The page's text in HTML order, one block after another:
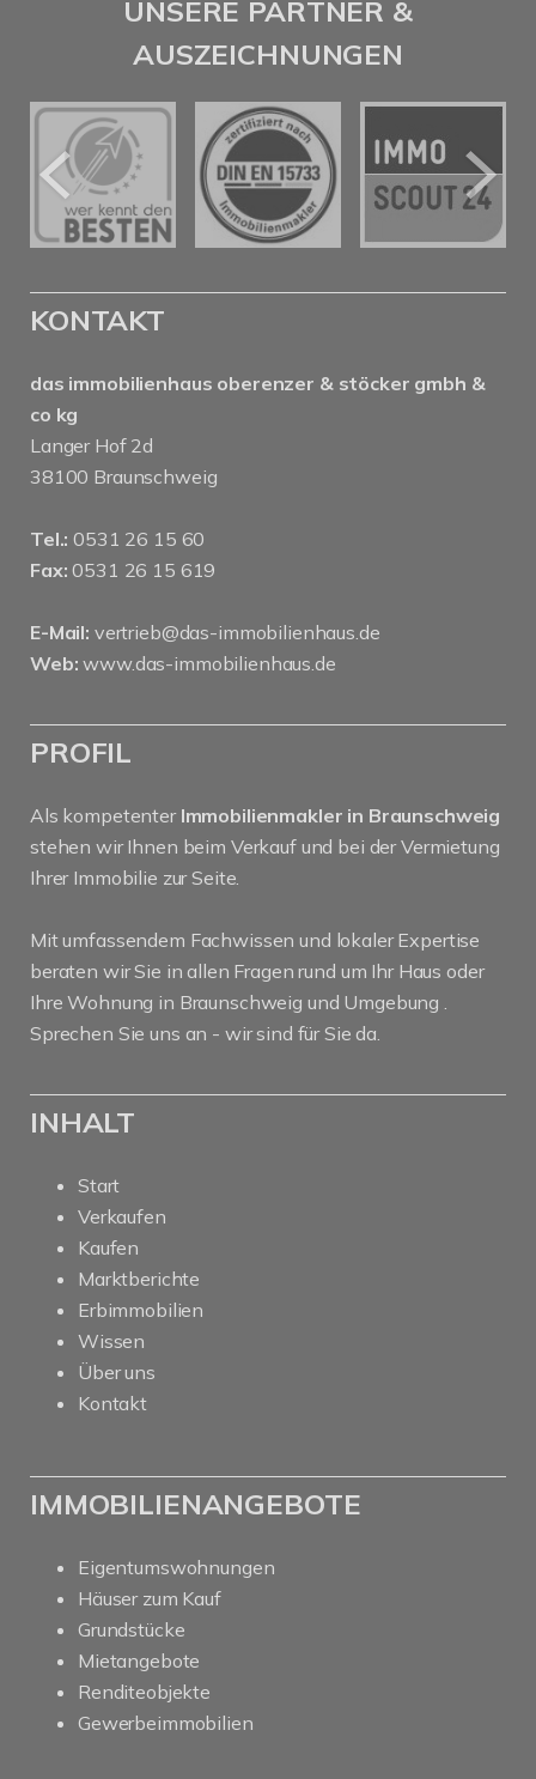
UNSERE PARTNER &
AUSZEICHNUNGEN
KONTAKT
das immobilienhaus oberenzer & stöcker gmbh &
co kg
Langer Hof 2d
38100 Braunschweig
Tel.: 0531 26 15 60
Fax: 0531 26 15 619
E-Mail: vertrieb@das-immobilienhaus.de
Web: www.das-immobilienhaus.de
PROFIL
Als kompetenter Immobilienmakler in Braunschweig
stehen wir Ihnen beim Verkauf und bei der Vermietung
Ihrer Immobilie zur Seite.
Mit umfassendem Fachwissen und lokaler Expertise
beraten wir Sie in allen Fragen rund um Ihr Haus oder
Ihre Wohnung in Braunschweig und Umgebung .
Sprechen Sie uns an - wir sind für Sie da.
INHALT
Start
Verkaufen
Kaufen
Marktberichte
Erbimmobilien
Wissen
Über uns
Kontakt
IMMOBILIENANGEBOTE
Eigentumswohnungen
Häuser zum Kauf
Grundstücke
Mietangebote
Renditeobjekte
Gewerbeimmobilien